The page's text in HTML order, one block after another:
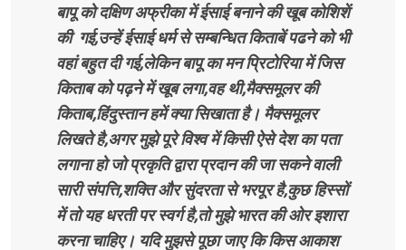
बापू को दक्षिण अफ्रीका में ईसाई बनाने की खूब कोशिशें
की गई,उन्हें ईसाई धर्म से सम्बन्धित किताबें पढने को भी
वहां बहुत दी गई,लेकिन बापू का मन प्रिटोरिया में जिस
किताब को पढ़ने में खूब लगा,वह थी,मैक्समूलर की
किताब,हिंदुस्तान हमें क्या सिखाता है। मैक्समूलर
लिखते है,अगर मुझे पूरे विश्व में किसी ऐसे देश का पता
लगाना हो जो प्रकृति द्वारा प्रदान की जा सकने वाली
सारी संपत्ति,शक्ति और सुंदरता से भरपूर है,कुछ हिस्सों
में तो यह धरती पर स्वर्ग है,तो मुझे भारत की ओर इशारा
करना चाहिए। यदि मुझसे पूछा जाए कि किस आकाश